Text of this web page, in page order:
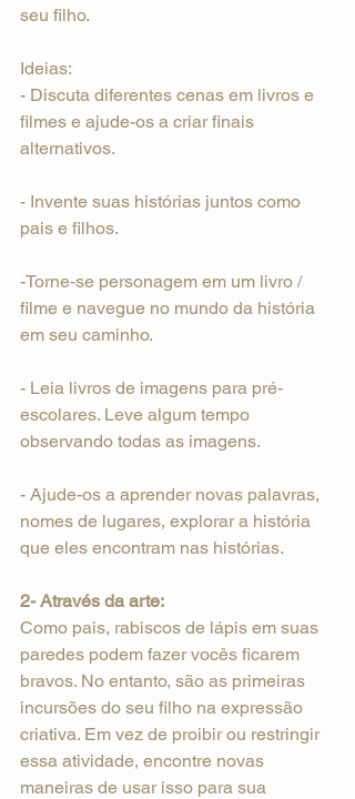
seu filho.
Ideias:
- Discuta diferentes cenas em livros e
filmes e ajude-os a criar finais
alternativos.
- Invente suas histórias juntos como
pais e filhos.
-Torne-se personagem em um livro /
filme e navegue no mundo da história
em seu caminho.
- Leia livros de imagens para pré-
escolares. Leve algum tempo
observando todas as imagens.
- Ajude-os a aprender novas palavras,
nomes de lugares, explorar a história
que eles encontram nas histórias.
2- Através da arte:
Como pais, rabiscos de lápis em suas
paredes podem fazer vocês ficarem
bravos. No entanto, são as primeiras
incursões do seu filho na expressão
criativa. Em vez de proibir ou restringir
essa atividade, encontre novas
maneiras de usar isso para sua